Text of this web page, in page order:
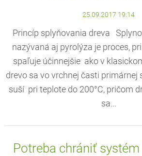
25.09.2017 19:14
Princíp splyňovania dreva
nazývaná aj pyrolýza je proces,
spaľuje účinnejšie ako v
drevo sa vo vrchnej časti primárnej
suší pri teplote do 200°С, pričom
sa...
Potreba chrániť